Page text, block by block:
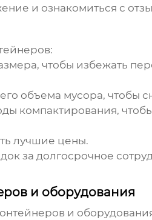
и ознакомиться с
:
чтобы избежать
объема мусора, чтобы
компактирования,
лучшие цены.
за долгосрочное
и оборудования
и